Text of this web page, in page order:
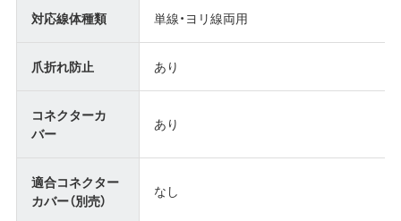
対応線体種類 単線・ヨリ線両用
爪折れ防止 あり
コネクターカ
バー
あり
適合コネクター
カバー（別売）
なし